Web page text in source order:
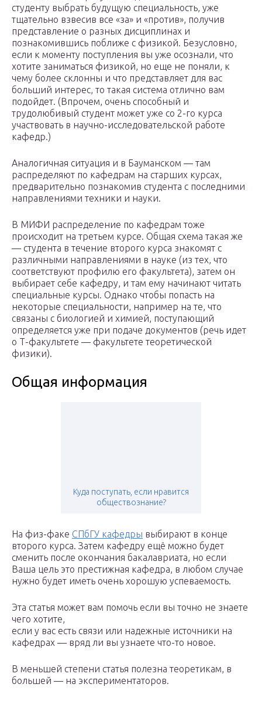
студенту выбрать будущую специальность, уже
тщательно взвесив все «за» и «против», получив
представление о разных дисциплинах и
познакомившись поближе с физикой. Безусловно,
если к моменту поступления вы уже осознали, что
хотите заниматься физикой, но еще не поняли, к
чему более склонны и что представляет для вас
больший интерес, то такая система отлично вам
подойдет. (Впрочем, очень способный и
трудолюбивый студент может уже со 2-го курса
участвовать в научно-исследовательской работе
кафедр.)
Аналогичная ситуация и в Бауманском — там
распределяют по кафедрам на старших курсах,
предварительно познакомив студента с последними
направлениями техники и науки.
В МИФИ распределение по кафедрам тоже
происходит на третьем курсе. Общая схема такая же
— студента в течение второго курса знакомят с
различными направлениями в науке (из тех, что
соответствуют профилю его факультета), затем он
выбирает себе кафедру, и там ему начинают читать
специальные курсы. Однако чтобы попасть на
некоторые специальности, например на те, что
связаны с биологией и химией, поступающий
определяется уже при подаче документов (речь идет
о Т-факультете — факультете теоретической
физики).
Общая информация
Куда поступать, если нравится
обществознание?
На физ-факе СПбГУ кафедры выбирают в конце
второго курса. Затем кафедру ещё можно будет
сменить после окончания бакалавриата, но если
Ваша цель это престижная кафедра, в любом случае
нужно будет иметь очень хорошую успеваемость.
Эта статья может вам помочь если вы точно не знаете
чего хотите,
если у вас есть связи или надежные источники на
кафедрах — вряд ли вы узнаете что-то новое.
В меньшей степени статья полезна теоретикам, в
большей — на экспериментаторов.